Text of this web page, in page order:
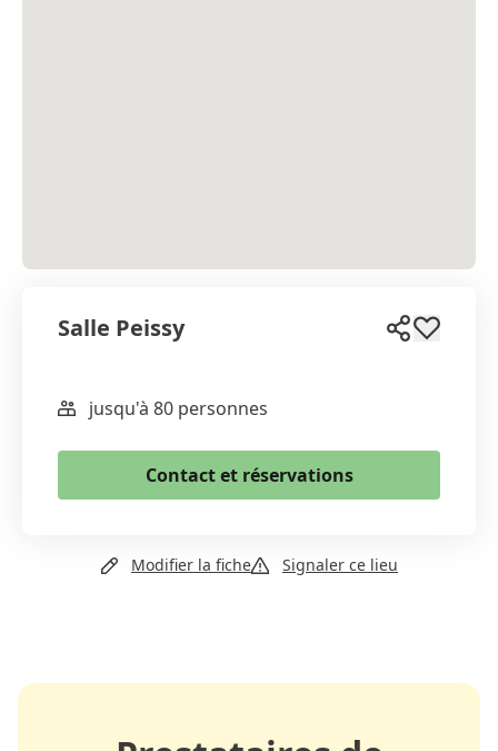
Salle Peissy
WhatsApp
Email
Copier le lien
jusqu'à 80 personnes
Contact et réservations
Site web
Modifier la fiche Signaler ce lieu